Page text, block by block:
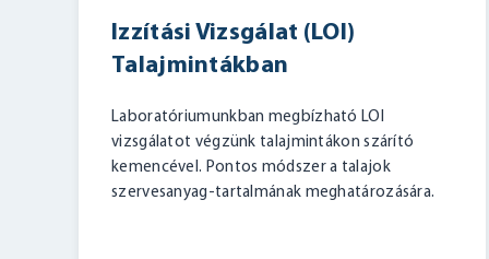
Izzítási Vizsgálat (LOI)
Talajmintákban
Laboratóriumunkban megbízható LOI
vizsgálatot végzünk talajmintákon szárító
kemencével. Pontos módszer a talajok
szervesanyag-tartalmának meghatározására.